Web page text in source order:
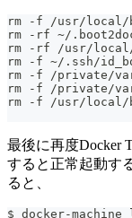
rm -f /usr/local/
rm -rf ~/
rm -rf /usr/local/
rm -f ~/.ssh/
rm -f /private/
rm -f /private/
rm -f /usr/local/
最後に再度Docker
すると正常起動す
ると、
$ docker-machine